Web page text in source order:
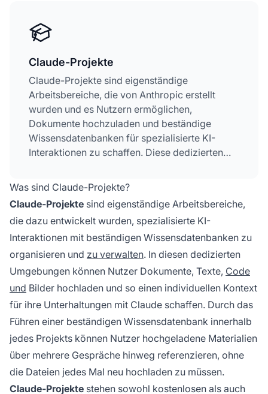
Claude-Projekte
Claude-Projekte sind eigenständige
Arbeitsbereiche, die von Anthropic erstellt
wurden und es Nutzern ermöglichen,
Dokumente hochzuladen und beständige
Wissensdatenbanken für spezialisierte KI-
Interaktionen zu schaffen. Diese dedizierten
über mehrere Konversationen hinweg zu
bewahren, Claudes Verhalten mit
Projektanweisungen anzupassen und mit
Teammitgliedern zusammenzuarbeiten.
Sowohl für kostenlose als auch zahlende
Nutzer verfügbar, verwandeln Claude-Projekte
Claude von einem zustandslosen Chatbot in
einen kontextbewussten Assistenten, der auf
Wissen zugeschnitten ist.
Was sind Claude-Projekte?
Claude-Projekte sind eigenständige Arbeitsbereiche,
die dazu entwickelt wurden, spezialisierte KI-
Interaktionen mit beständigen Wissensdatenbanken zu
organisieren und zu verwalten. In diesen dedizierten
Umgebungen können Nutzer Dokumente, Texte, Code
und Bilder hochladen und so einen individuellen Kontext
für ihre Unterhaltungen mit Claude schaffen. Durch das
Führen einer beständigen Wissensdatenbank innerhalb
jedes Projekts können Nutzer hochgeladene Materialien
über mehrere Gespräche hinweg referenzieren, ohne
die Dateien jedes Mal neu hochladen zu müssen.
Claude-Projekte stehen sowohl kostenlosen als auch